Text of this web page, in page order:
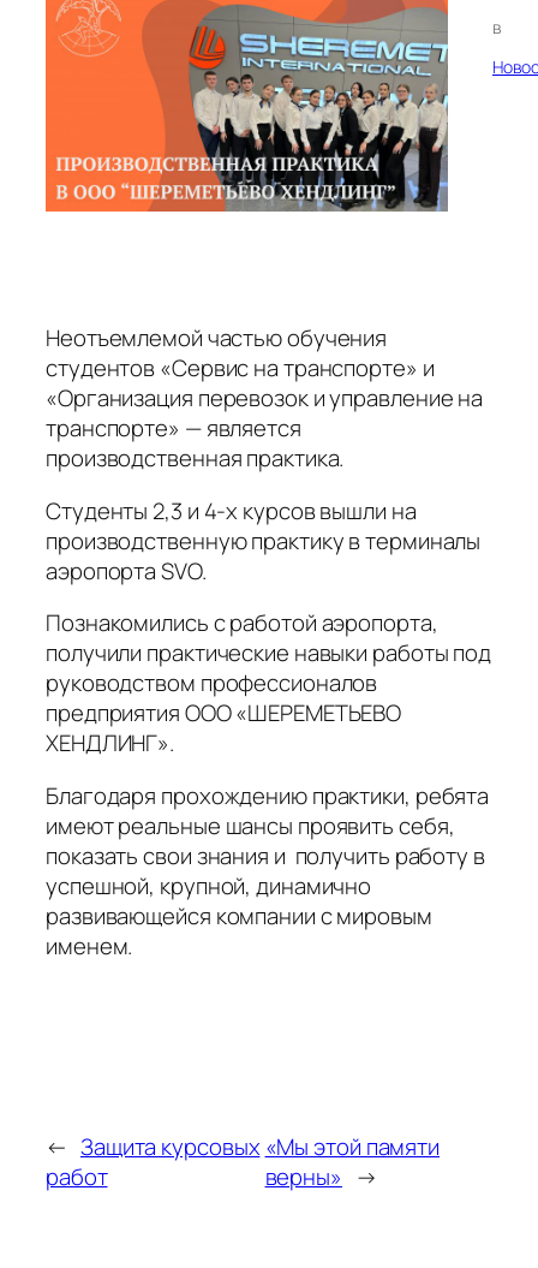
в
Неотъемлемой частью обучения
студентов «Сервис на транспорте» и
«Организация перевозок и управление на
транспорте» — является
производственная практика.
Студенты 2,3 и 4-х курсов вышли на
производственную практику в терминалы
аэропорта SVO.
Познакомились с работой аэропорта,
получили практические навыки работы под
руководством профессионалов
предприятия ООО «ШЕРЕМЕТЬЕВО
ХЕНДЛИНГ».
Благодаря прохождению практики, ребята
имеют реальные шансы проявить себя,
показать свои знания и получить работу в
успешной, крупной, динамично
развивающейся компании с мировым
именем.
← Защита курсовых
работ
«Мы этой памяти
верны» →